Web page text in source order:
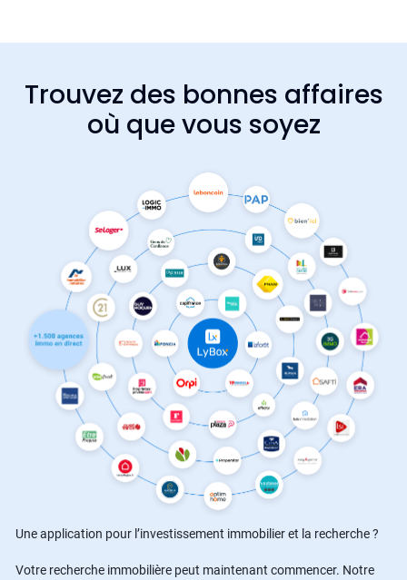
Trouvez des bonnes affaires
où que vous soyez
Une application pour l’investissement immobilier et la recherche ?
Votre recherche immobilière peut maintenant commencer. Notre